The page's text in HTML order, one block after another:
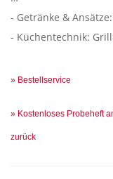
- Getränke &
- Küchentechnik:
» Bestellservice
» Kostenloses Probeheft
zurück